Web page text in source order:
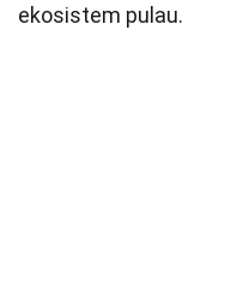
ekosistem pulau.